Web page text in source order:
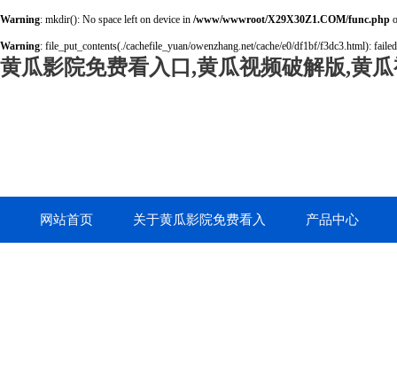
Warning: mkdir(): No space left on device in /www/wwwroot/X29X30Z1.COM/func.php
Warning: file_put_contents(./cachefile_yuan/owenzhang.net/cache/e0/df1bf/f3dc3.html):
黄瓜影院免费看入口,黄瓜视频破解版,黄
网站首页 关于黄瓜影院免费看入 产品中心